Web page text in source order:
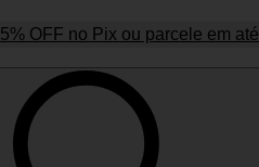
5% OFF no Pix ou parcele em